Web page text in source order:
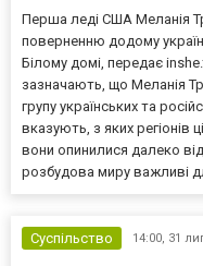
Перша леді США Меланія
поверненню додому
Білому домі, передає
зазначають, що Меланія
групу українських та
вказують, з яких регіонів
вони опинилися далеко
розбудова миру важливі
Суспільство 14:00, 31